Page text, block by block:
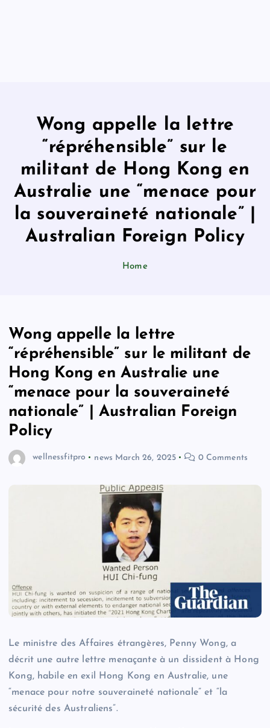
Wong appelle la lettre
“répréhensible” sur le
militant de Hong Kong en
Australie une “menace pour
la souveraineté nationale” |
Australian Foreign Policy
Home
Wong appelle la lettre
“répréhensible” sur le militant de
Hong Kong en Australie une
“menace pour la souveraineté
nationale” | Australian Foreign
Policy
wellnessfitpro news March 26, 2025 0 Comments
Le ministre des Affaires étrangères, Penny Wong, a
décrit une autre lettre menaçante à un dissident à Hong
Kong, habile en exil Hong Kong en Australie, une
“menace pour notre souveraineté nationale” et “la
sécurité des Australiens”.